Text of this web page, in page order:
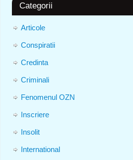
Categorii
Articole
Conspiratii
Credinta
Criminali
Fenomenul OZN
Inscriere
Insolit
International